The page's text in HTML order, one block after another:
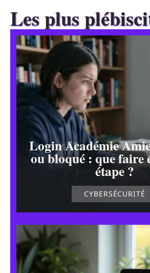
Les plus
Login Académie
ou bloqué : que faire
étape ?
CYBERSÉCURITÉ